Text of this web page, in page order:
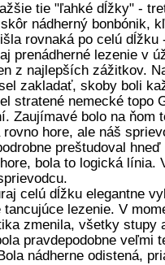
tie "ľahké dĺžky" -
nádherný bonbónik,
rovnaká po celú dĺžku
prenádherné lezenie v
z najlepších zážitkov.
zakladať, skoby boli
stratené nemecké topo
Zaujímavé bolo na ňom
hore, ale náš
preštudoval
bola to logická línia.
celú dĺžku elegantne
lezenie. V
zmenila, všetky stupy
pravdepodobne veľmi
nádherne odistená,